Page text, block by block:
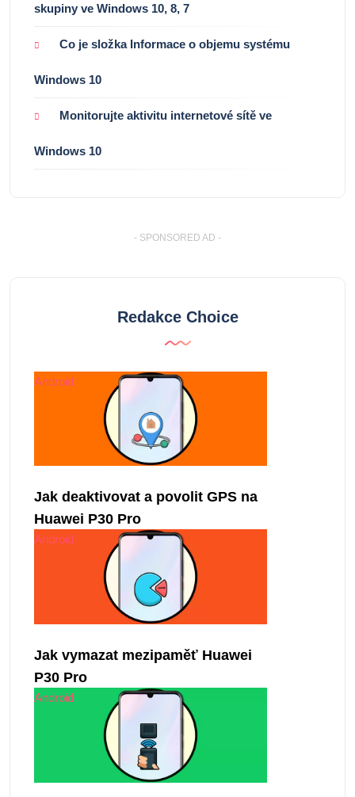
skupiny ve Windows 10, 8, 7
Co je složka Informace o objemu systému
Windows 10
Monitorujte aktivitu internetové sítě ve
Windows 10
- SPONSORED AD -
Redakce Choice
Android
Jak deaktivovat a povolit GPS na
Huawei P30 Pro
Android
Jak vymazat mezipaměť Huawei
P30 Pro
Android